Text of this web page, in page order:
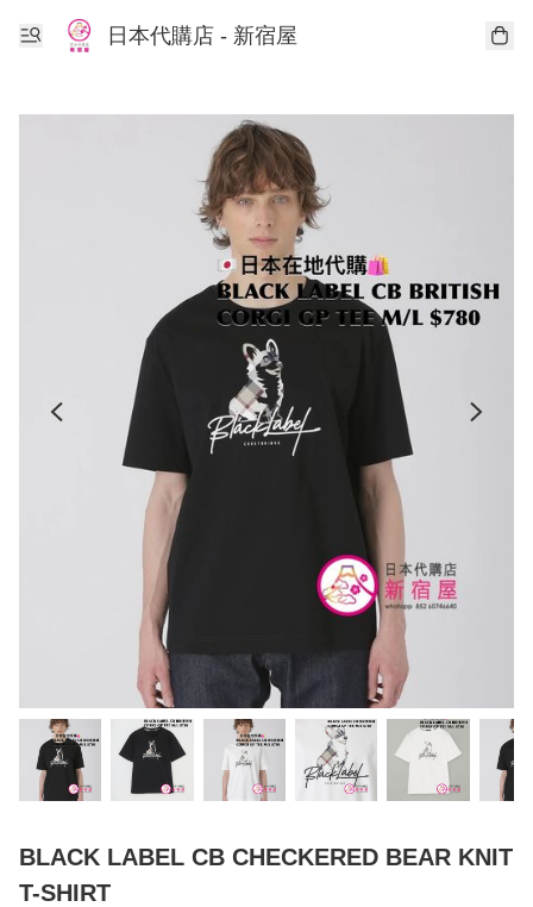
日本代購店 - 新宿屋
BLACK LABEL CB CHECKERED BEAR KNIT
T-SHIRT